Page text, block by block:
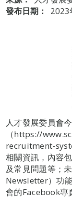
發布日期：
2023
人才發展委員會
（https://
recruitment-
相關資訊，內容
及常見問題等；
Newsletter）功
會的Facebook專